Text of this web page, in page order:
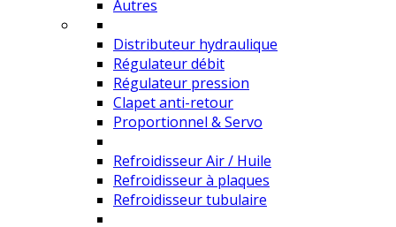
Autres
Distributeur hydraulique
Régulateur débit
Régulateur pression
Clapet anti-retour
Proportionnel & Servo
Refroidisseur Air / Huile
Refroidisseur à plaques
Refroidisseur tubulaire